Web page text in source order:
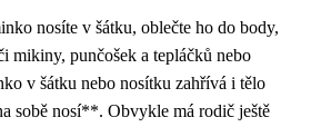
nosíte v šátku, oblečte ho do body,
mikiny, punčošek a tepláčků nebo
v šátku nebo nosítku zahřívá i tělo
sobě nosí**. Obvykle má rodič ještě